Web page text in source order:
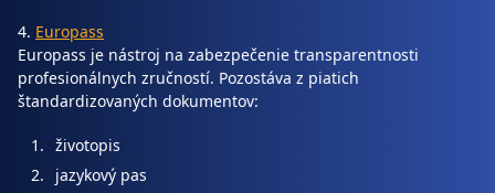
4. Europass
Europass je nástroj na zabezpečenie transparentnosti
profesionálnych zručností. Pozostáva z piatich
štandardizovaných dokumentov:
životopis
jazykový pas